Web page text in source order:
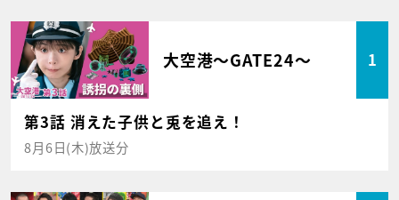
大空港～GATE24～ 1
第3話 消えた子供と兎を追え！
8月6日(木)放送分